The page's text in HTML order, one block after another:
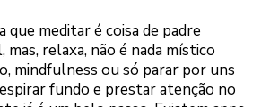
que meditar é coisa de padre
relaxa, não é nada místico
mindfulness ou só parar por uns
fundo e prestar atenção no